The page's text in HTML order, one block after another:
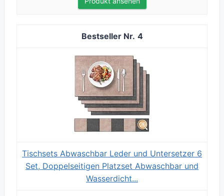
4
Tischsets Abwaschbar Leder und Untersetzer 6
Set, Doppelseitigen Platzset Abwaschbar und
Wasserdicht...